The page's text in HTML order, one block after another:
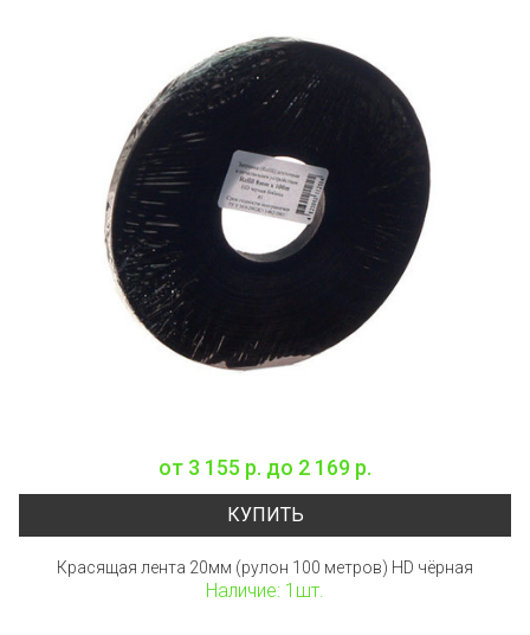
от 3 155 р. до 2 169 р.
КУПИТЬ
Красящая лента 20мм (рулон 100 метров) HD чёрная
Наличие: 1шт.